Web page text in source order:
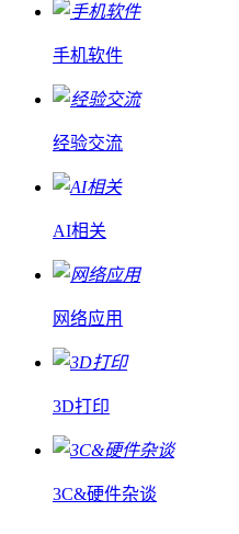
手机软件
经验交流
AI相关
网络应用
3D打印
3C&硬件杂谈